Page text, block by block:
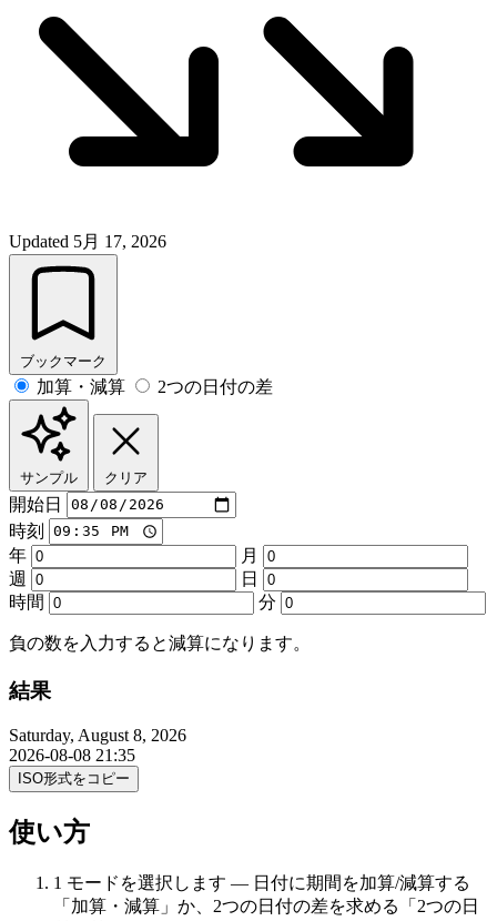
Updated 5月 17, 2026
ブックマーク
加算・減算 2つの日付の差
サンプル クリア
開始日
時刻
年
月
週
日
時間
分
負の数を入力すると減算になります。
結果
Saturday, August 8, 2026
2026-08-08 21:35
ISO形式をコピー
使い方
1 モードを選択します — 日付に期間を加算/減算する
「加算・減算」か、2つの日付の差を求める「2つの日